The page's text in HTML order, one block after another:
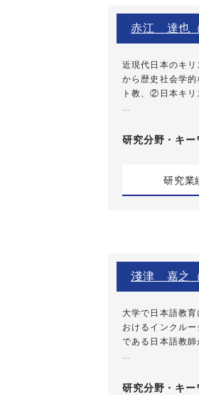
赤江 達也
近現代日本のキ
から歴史社会学
ト教、②日本キリ
研究分野・ キー
研究業
淺津 嘉之
大学で日本語教
おけるインクル
である日本語教
研究分野・ キー